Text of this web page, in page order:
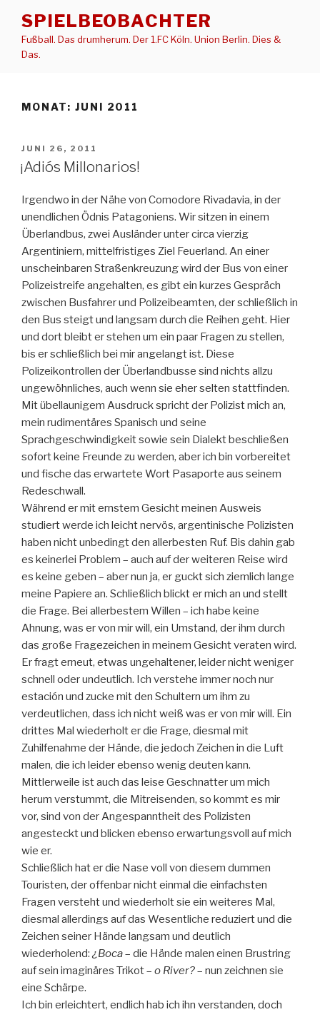
Inhalt
springen
SPIELBEOBACHTER
Fußball. Das drumherum. Der 1.FC Köln. Union Berlin. Dies &
Das.
MONAT: JUNI 2011
VERÖFFENTLICHT
AM
JUNI 26, 2011
¡Adiós Millonarios!
Irgendwo in der Nähe von Comodore Rivadavia, in der
unendlichen Ödnis Patagoniens. Wir sitzen in einem
Überlandbus, zwei Ausländer unter circa vierzig
Argentiniern, mittelfristiges Ziel Feuerland. An einer
unscheinbaren Straßenkreuzung wird der Bus von einer
Polizeistreife angehalten, es gibt ein kurzes Gespräch
zwischen Busfahrer und Polizeibeamten, der schließlich in
den Bus steigt und langsam durch die Reihen geht. Hier
und dort bleibt er stehen um ein paar Fragen zu stellen,
bis er schließlich bei mir angelangt ist. Diese
Polizeikontrollen der Überlandbusse sind nichts allzu
ungewöhnliches, auch wenn sie eher selten stattfinden.
Mit übellaunigem Ausdruck spricht der Polizist mich an,
mein rudimentäres Spanisch und seine
Sprachgeschwindigkeit sowie sein Dialekt beschließen
sofort keine Freunde zu werden, aber ich bin vorbereitet
und fische das erwartete Wort Pasaporte aus seinem
Redeschwall.
Während er mit ernstem Gesicht meinen Ausweis
studiert werde ich leicht nervös, argentinische Polizisten
haben nicht unbedingt den allerbesten Ruf. Bis dahin gab
es keinerlei Problem – auch auf der weiteren Reise wird
es keine geben – aber nun ja, er guckt sich ziemlich lange
meine Papiere an. Schließlich blickt er mich an und stellt
die Frage. Bei allerbestem Willen – ich habe keine
Ahnung, was er von mir will, ein Umstand, der ihm durch
das große Fragezeichen in meinem Gesicht veraten wird.
Er fragt erneut, etwas ungehaltener, leider nicht weniger
schnell oder undeutlich. Ich verstehe immer noch nur
estación und zucke mit den Schultern um ihm zu
verdeutlichen, dass ich nicht weiß was er von mir will. Ein
drittes Mal wiederholt er die Frage, diesmal mit
Zuhilfenahme der Hände, die jedoch Zeichen in die Luft
malen, die ich leider ebenso wenig deuten kann.
Mittlerweile ist auch das leise Geschnatter um mich
herum verstummt, die Mitreisenden, so kommt es mir
vor, sind von der Angespanntheit des Polizisten
angesteckt und blicken ebenso erwartungsvoll auf mich
wie er.
Schließlich hat er die Nase voll von diesem dummen
Touristen, der offenbar nicht einmal die einfachsten
Fragen versteht und wiederholt sie ein weiteres Mal,
diesmal allerdings auf das Wesentliche reduziert und die
Zeichen seiner Hände langsam und deutlich
wiederholend: ¿Boca– die Hände malen einen Brustring
auf sein imaginäres Trikot – o River?– nun zeichnen sie
eine Schärpe.
Ich bin erleichtert, endlich hab ich ihn verstanden, doch